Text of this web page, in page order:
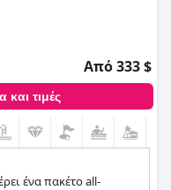
Από 333 $
και τιμές
ένα πακέτο all-